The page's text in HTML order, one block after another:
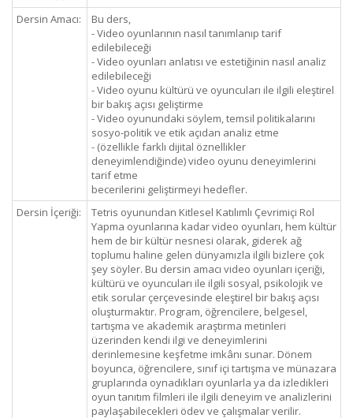
Dersin Amacı:
Bu ders,
- Video oyunlarının nasıl tanımlanıp tarif
edilebileceği
- Video oyunları anlatısı ve estetiğinin nasıl analiz
edilebileceği
- Video oyunu kültürü ve oyuncuları ile ilgili eleştirel
bir bakış açısı geliştirme
- Video oyunundaki söylem, temsil politikalarını
sosyo-politik ve etik açıdan analiz etme
- (özellikle farklı dijital öznellikler
deneyimlendiğinde) video oyunu deneyimlerini
tarif etme
becerilerini geliştirmeyi hedefler.
Dersin İçeriği:
Tetris oyunundan Kitlesel Katılımlı Çevrimiçi Rol
Yapma oyunlarına kadar video oyunları, hem kültür
hem de bir kültür nesnesi olarak, giderek ağ
toplumu haline gelen dünyamızla ilgili bizlere çok
şey söyler. Bu dersin amacı video oyunları içeriği,
kültürü ve oyuncuları ile ilgili sosyal, psikolojik ve
etik sorular çerçevesinde eleştirel bir bakış açısı
oluşturmaktır. Program, öğrencilere, belgesel,
tartışma ve akademik araştırma metinleri
üzerinden kendi ilgi ve deneyimlerini
derinlemesine keşfetme imkânı sunar. Dönem
boyunca, öğrencilere, sınıf içi tartışma ve münazara
gruplarında oynadıkları oyunlarla ya da izledikleri
oyun tanıtım filmleri ile ilgili deneyim ve analizlerini
paylaşabilecekleri ödev ve çalışmalar verilir.